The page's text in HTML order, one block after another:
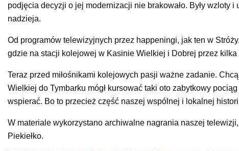
podjęcia decyzji o jej modernizacji nie brakowało. Były wzloty
nadzieja.
Od programów telewizyjnych przez happeningi, jak ten w
gdzie na stacji kolejowej w Kasinie Wielkiej i Dobrej przez
Teraz przed miłośnikami kolejowych pasji ważne zadanie.
Wielkiej do Tymbarku mógł kursować taki oto zabytkowy
wspierać. Bo to przecież część naszej wspólnej i lokalnej
W materiale wykorzystano archiwalne nagrania naszej
Piekiełko.